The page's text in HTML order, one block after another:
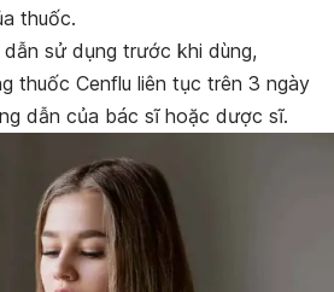
thuốc.
sử dụng trước khi dùng,
thuốc Cenflu liên tục trên 3 ngày
dẫn của bác sĩ hoặc dược sĩ.